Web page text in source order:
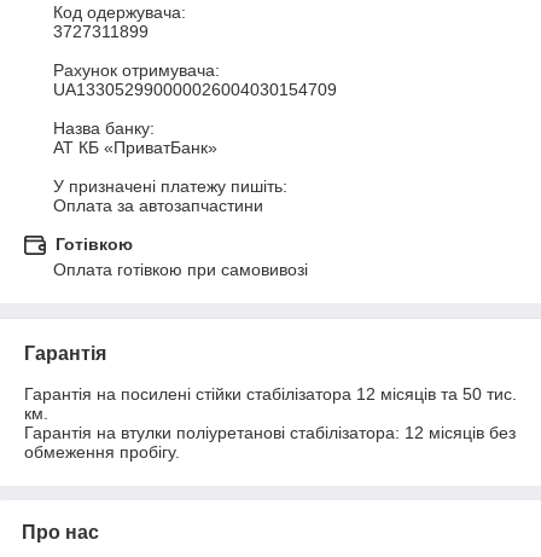
Код одержувача:
3727311899
Рахунок отримувача:
UA133052990000026004030154709
Назва банку:
АТ КБ «ПриватБанк»
У призначені платежу пишіть:
Оплата за автозапчастини
Готівкою
Оплата готівкою при самовивозі
Гарантія
Гарантія на посилені стійки стабілізатора 12 місяців та 50 тис.
км.
Гарантія на втулки поліуретанові стабілізатора: 12 місяців без
обмеження пробігу.
Про нас